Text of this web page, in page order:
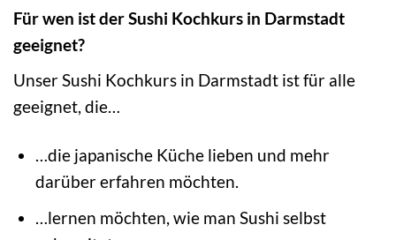
Für wen ist der Sushi Kochkurs in Darmstadt
geeignet?
Unser Sushi Kochkurs in Darmstadt ist für alle
geeignet, die…
…die japanische Küche lieben und mehr
darüber erfahren möchten.
…lernen möchten, wie man Sushi selbst